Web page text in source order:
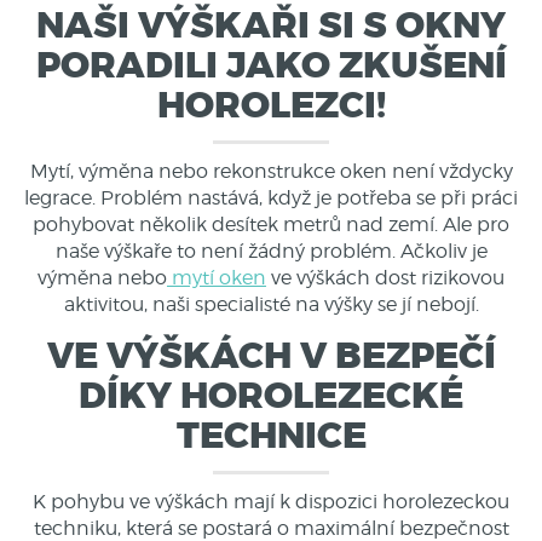
NAŠI VÝŠKAŘI SI S OKNY
PORADILI JAKO ZKUŠENÍ
HOROLEZCI!
Mytí, výměna nebo rekonstrukce oken není vždycky
legrace. Problém nastává, když je potřeba se při práci
pohybovat několik desítek metrů nad zemí. Ale pro
naše výškaře to není žádný problém. Ačkoliv je
výměna nebo mytí oken ve výškách dost rizikovou
aktivitou, naši specialisté na výšky se jí nebojí.
VE VÝŠKÁCH V BEZPEČÍ
DÍKY HOROLEZECKÉ
TECHNICE
K pohybu ve výškách mají k dispozici horolezeckou
techniku, která se postará o maximální bezpečnost